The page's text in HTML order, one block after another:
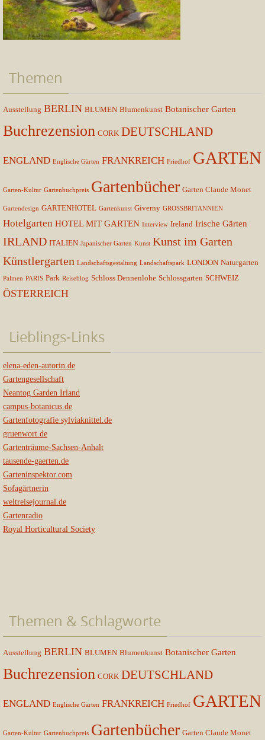
Themen
Ausstellung BERLIN BLUMEN Blumenkunst Botanischer Garten
Buchrezension CORK DEUTSCHLAND
ENGLAND Englische Gärten FRANKREICH Friedhof GARTEN
Garten-Kultur Gartenbuchpreis Gartenbücher Garten Claude Monet
Gartendesign GARTENHOTEL Gartenkunst Giverny GROSSBRITANNIEN
Hotelgarten HOTEL MIT GARTEN Interview Ireland Irische Gärten
IRLAND ITALIEN Japanischer Garten Kunst Kunst im Garten
Künstlergarten Landschaftsgestaltung Landschaftspark LONDON Naturgarten
Palmen PARIS Park Reiseblog Schloss Dennenlohe Schlossgarten SCHWEIZ
ÖSTERREICH
Lieblings-Links
elena-eden-autorin.de
Gartengesellschaft
Neantog Garden Irland
campus-botanicus.de
Gartenfotografie sylviaknittel.de
gruenwort.de
Gartenträume-Sachsen-Anhalt
tausende-gaerten.de
Garteninspektor.com
Sofagärtnerin
weltreisejournal.de
Gartenradio
Royal Horticultural Society
Themen & Schlagworte
Ausstellung BERLIN BLUMEN Blumenkunst Botanischer Garten
Buchrezension CORK DEUTSCHLAND
ENGLAND Englische Gärten FRANKREICH Friedhof GARTEN
Garten-Kultur Gartenbuchpreis Gartenbücher Garten Claude Monet